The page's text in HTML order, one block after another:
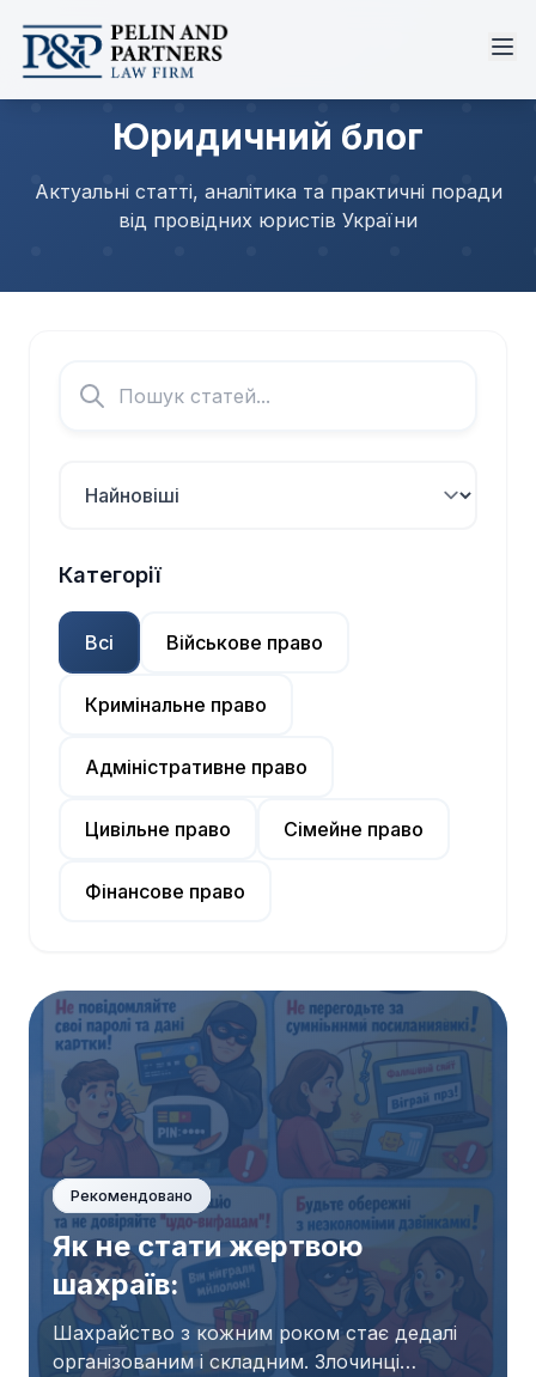
Юридичний блог
Актуальні статті, аналітика та практичні поради
від провідних юристів України
Категорії
Всі Військове право
Кримінальне право
Адміністративне право
Цивільне право Сімейне право
Фінансове право
Рекомендовано
Як не стати жертвою
шахраїв:
Шахрайство з кожним роком стає дедалі
організованим і складним. Злочинці